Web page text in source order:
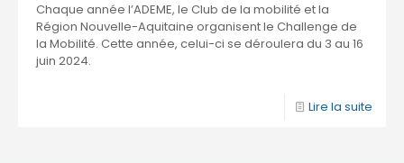
Chaque année l’ADEME, le Club de la mobilité et la
Région Nouvelle-Aquitaine organisent le Challenge de
la Mobilité. Cette année, celui-ci se déroulera du 3 au 16
juin 2024.
Lire la suite